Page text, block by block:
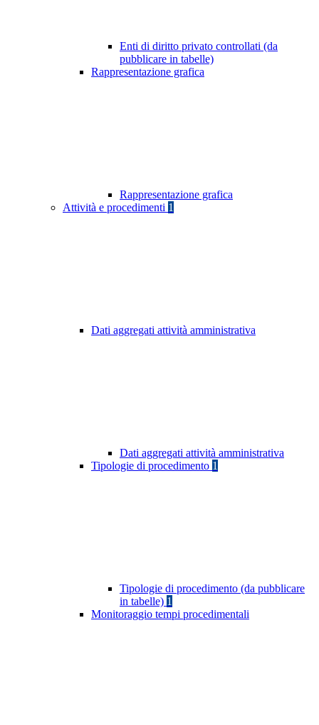
Enti di diritto privato controllati (da
pubblicare in tabelle)
Rappresentazione grafica
Rappresentazione grafica
Attività e procedimenti 1
Dati aggregati attività amministrativa
Dati aggregati attività amministrativa
Tipologie di procedimento 1
Tipologie di procedimento (da pubblicare
in tabelle) 1
Monitoraggio tempi procedimentali